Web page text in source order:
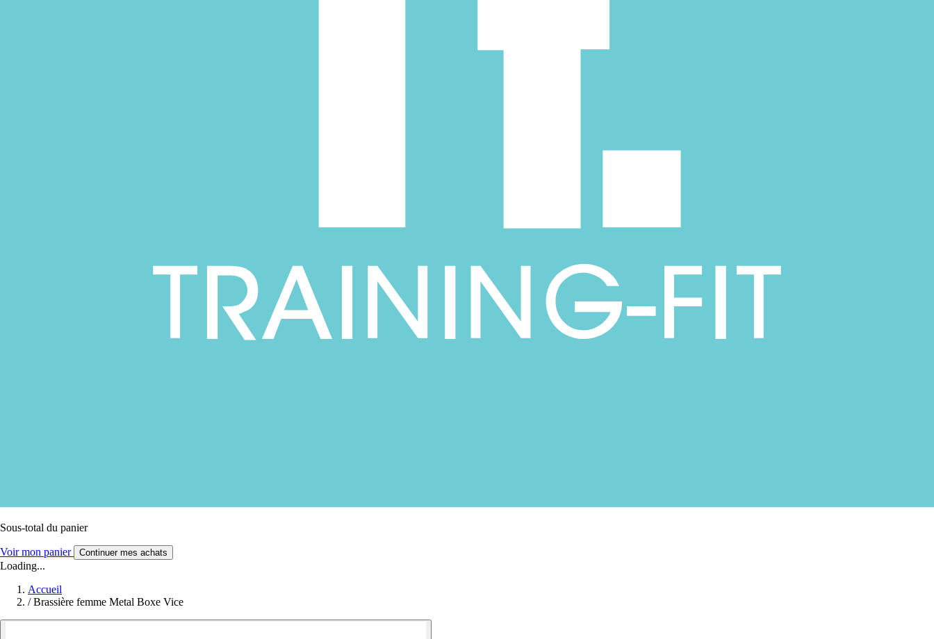
Sous-total du panier
Voir mon panier Continuer mes achats
Loading...
Accueil
/ Brassière femme Metal Boxe Vice